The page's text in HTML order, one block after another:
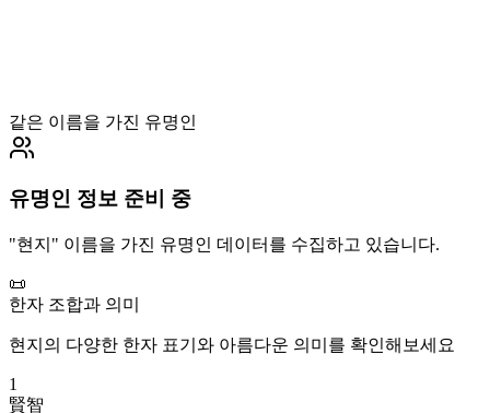
같은 이름을 가진 유명인
유명인 정보 준비 중
"현지 " 이름을 가진 유명인 데이터를 수집하고 있습니다.
📜
한자 조합과 의미
현지 의 다양한 한자 표기와 아름다운 의미를 확인해보세요
1
賢智